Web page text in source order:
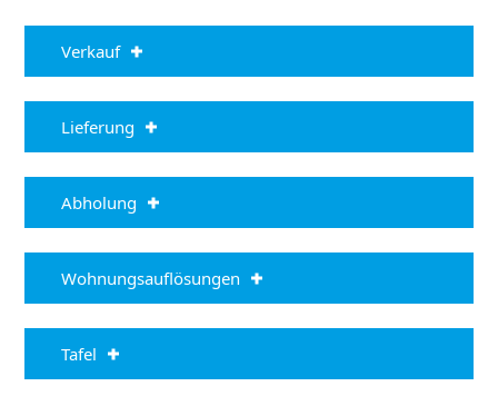
Verkauf
Lieferung
Abholung
Wohnungsauflösungen
Tafel